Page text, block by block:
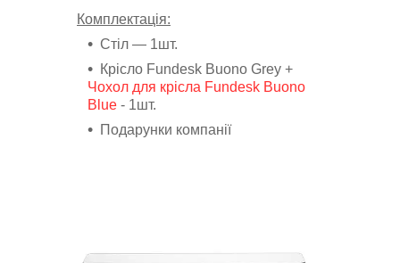
Комплектація:
Стіл ― 1шт.
Крісло Fundesk Buono Grey +
Чохол для крісла Fundesk Buono
Blue - 1шт.
Подарунки компанії